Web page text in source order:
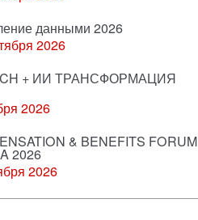
данными 2026
2026
+ ИИ ТРАНСФОРМАЦИЯ
2026
& BENEFITS FORUM
2026
2026